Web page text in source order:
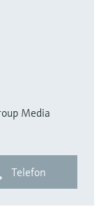
Media
Telefon